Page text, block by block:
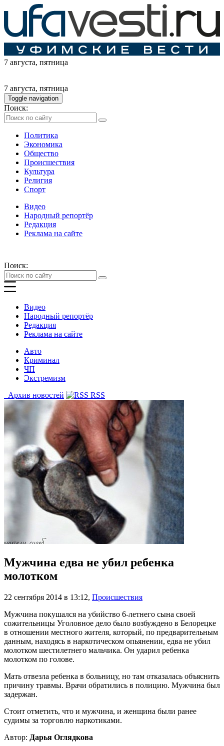
7 августа, пятница
7 августа, пятница
Toggle navigation
Поиск:
Политика
Экономика
Общество
Происшествия
Культура
Религия
Спорт
Видео
Народный репортёр
Редакция
Реклама на сайте
Поиск:
Видео
Народный репортёр
Редакция
Реклама на сайте
Авто
Криминал
ЧП
Экстремизм
Архив новостей
RSS
Мужчина едва не убил ребенка
молотком
22 сентября 2014 в 13:12, Происшествия
Мужчина покушался на убийство 6-летнего сына своей
сожительницы Уголовное дело было возбуждено в Белорецке
в отношении местного жителя, который, по предварительным
данным, находясь в наркотическом опьянении, едва не убил
молотком шестилетнего мальчика. Он ударил ребенка
молотком по голове.
Мать отвезла ребенка в больницу, но там отказалась объяснить
причину травмы. Врачи обратились в полицию. Мужчина был
задержан.
Стоит отметить, что и мужчина, и женщина были ранее
судимы за торговлю наркотиками.
Автор: Дарья Оглядкова